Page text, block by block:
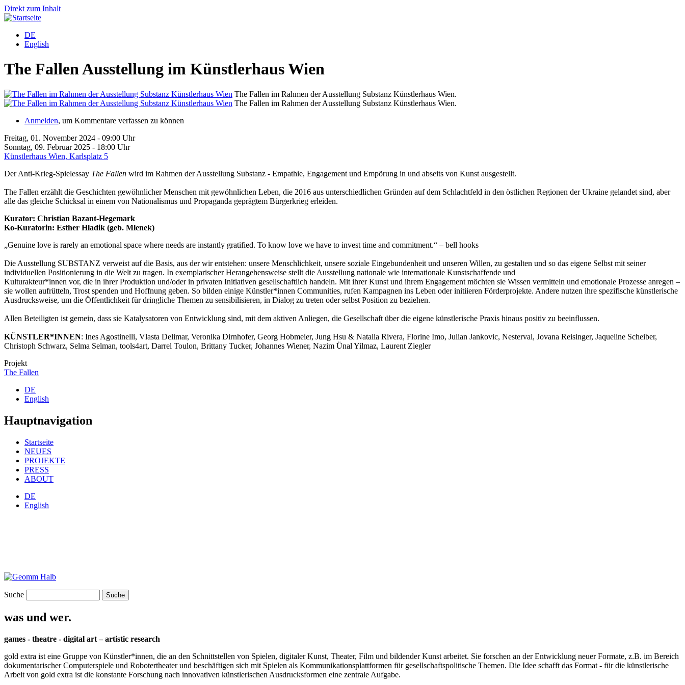
Direkt zum Inhalt
DE
English
The Fallen Ausstellung im Künstlerhaus Wien
The Fallen im Rahmen der Ausstellung Substanz Künstlerhaus Wien.
The Fallen im Rahmen der Ausstellung Substanz Künstlerhaus Wien.
Anmelden, um Kommentare verfassen zu können
Freitag, 01. November 2024 - 09:00 Uhr
Sonntag, 09. Februar 2025 - 18:00 Uhr
Künstlerhaus Wien, Karlsplatz 5
Der Anti-Krieg-Spielessay The Fallen wird im Rahmen der Ausstellung Substanz - Empathie, Engagement und Empörung in und abseits von Kunst ausgestellt.
The Fallen erzählt die Geschichten gewöhnlicher Menschen mit gewöhnlichen Leben, die 2016 aus unterschiedlichen Gründen auf dem Schlachtfeld in den östlichen Regionen der Ukraine gelandet sind, aber
alle das gleiche Schicksal in einem von Nationalismus und Propaganda geprägtem Bürgerkrieg erleiden.
Kurator: Christian Bazant-Hegemark
Ko-Kuratorin: Esther Hladik (geb. Mlenek)
„Genuine love is rarely an emotional space where needs are instantly gratified. To know love we have to invest time and commitment.“ – bell hooks
Die Ausstellung SUBSTANZ verweist auf die Basis, aus der wir entstehen: unsere Menschlichkeit, unsere soziale Eingebundenheit und unseren Willen, zu gestalten und so das eigene Selbst mit seiner
individuellen Positionierung in die Welt zu tragen. In exemplarischer Herangehensweise stellt die Ausstellung nationale wie internationale Kunstschaffende und
Kulturakteur*innen vor, die in ihrer Produktion und/oder in privaten Initiativen gesellschaftlich handeln. Mit ihrer Kunst und ihrem Engagement möchten sie Wissen vermitteln und emotionale Prozesse anregen –
sie wollen aufrütteln, Trost spenden und Hoffnung geben. So bilden einige Künstler*innen Communities, rufen Kampagnen ins Leben oder initiieren Förderprojekte. Andere nutzen ihre spezifische künstlerische
Ausdrucksweise, um die Öffentlichkeit für dringliche Themen zu sensibilisieren, in Dialog zu treten oder selbst Position zu beziehen.
Allen Beteiligten ist gemein, dass sie Katalysatoren von Entwicklung sind, mit dem aktiven Anliegen, die Gesellschaft über die eigene künstlerische Praxis hinaus positiv zu beeinflussen.
KÜNSTLER*INNEN: Ines Agostinelli, Vlasta Delimar, Veronika Dirnhofer, Georg Hobmeier, Jung Hsu & Natalia Rivera, Florine Imo, Julian Jankovic, Nesterval, Jovana Reisinger, Jaqueline Scheiber,
Christoph Schwarz, Selma Selman, tools4art, Darrel Toulon, Brittany Tucker, Johannes Wiener, Nazim Ünal Yilmaz, Laurent Ziegler
Projekt
The Fallen
DE
English
Hauptnavigation
Startseite
NEUES
PROJEKTE
PRESS
ABOUT
DE
English
Suche
was und wer.
games - theatre - digital art – artistic research
gold extra ist eine Gruppe von Künstler*innen, die an den Schnittstellen von Spielen, digitaler Kunst, Theater, Film und bildender Kunst arbeitet. Sie forschen an der Entwicklung neuer Formate, z.B. im Bereich
dokumentarischer Computerspiele und Robotertheater und beschäftigen sich mit Spielen als Kommunikationsplattformen für gesellschaftspolitische Themen. Die Idee schafft das Format - für die künstlerische
Arbeit von gold extra ist die konstante Forschung nach innovativen künstlerischen Ausdrucksformen eine zentrale Aufgabe.